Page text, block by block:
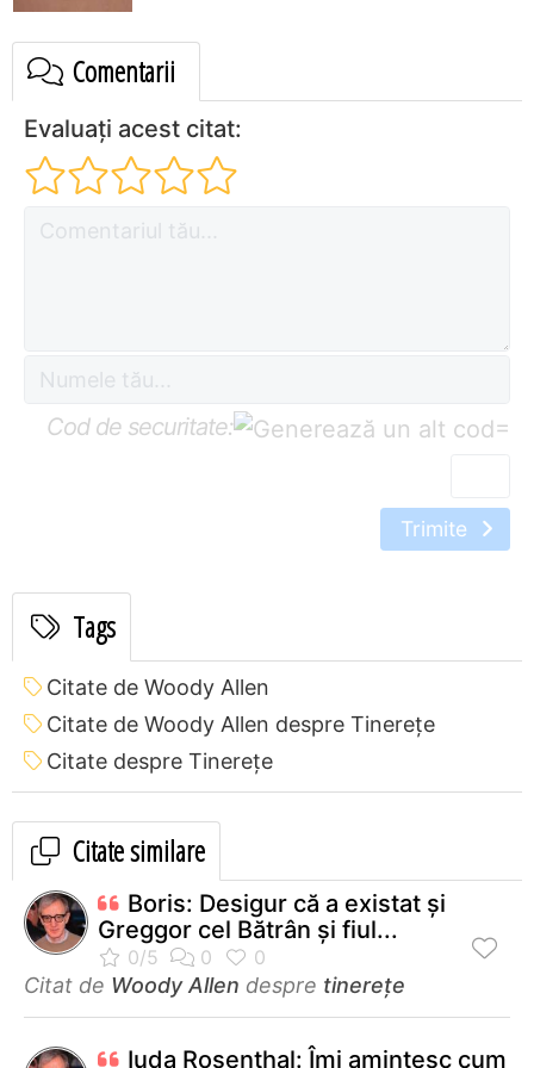
Comentarii
Evaluați acest citat:
Cod de securitate: =
Trimite
Tags
Citate de Woody Allen
Citate de Woody Allen despre Tinerețe
Citate despre Tinerețe
Citate similare
Boris: Desigur că a existat şi
Greggor cel Bătrân şi fiul...
Citat de Woody Allen despre tinerețe
Iuda Rosenthal: Îmi amintesc cum